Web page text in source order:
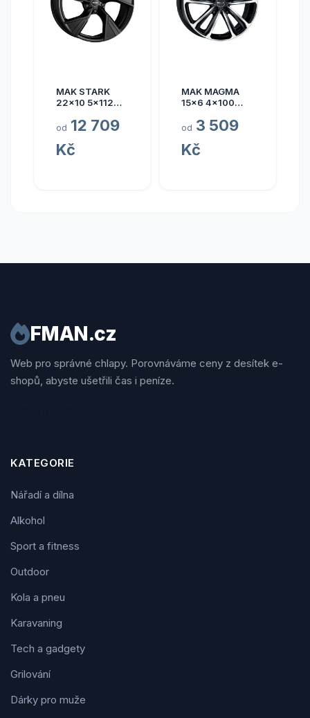
MAK STARK
22x10 5x112
od 12 709
Kč
MAK MAGMA
15x6 4x100
od 3 509
Kč
FMAN.cz
Web pro správné chlapy. Porovnáváme ceny z desítek e-
shopů, abyste ušetřili čas i peníze.
KATEGORIE
Nářadí a dílna
Alkohol
Sport a fitness
Outdoor
Kola a pneu
Karavaning
Tech a gadgety
Grilování
Dárky pro muže